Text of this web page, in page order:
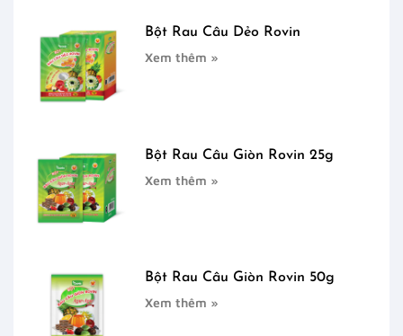
Bột Rau Câu Dẻo Rovin
Xem thêm »
Bột Rau Câu Giòn Rovin 25g
Xem thêm »
Bột Rau Câu Giòn Rovin 50g
Xem thêm »